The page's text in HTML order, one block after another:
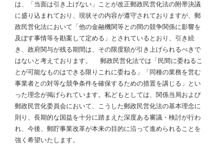
は、「当面は引き上げない」ことが改正郵政民営化法の附帯決議
に盛り込まれており、現状その内容が遵守されておりますが、郵
政民営化法において「他の金融機関等との間の競争関係に影響を
及ぼす事情等を勘案して定める」とされているとおり、引き続
き、政府関与が残る期間は、その限度額が引き上げられるべきで
はないと考えております。 郵政民営化法では「民間に委ねるこ
とが可能なものはできる限りこれに委ねる」「同種の業務を営む
事業者との対等な競争条件を確保するための措置を講じる」とい
った理念が掲げられています。私どもとしては、関係当局および
郵政民営化委員会において、こうした郵政民営化法の基本理念に
則り、長期的な国益を十分に踏まえた深度ある審議・検討が行わ
れ、今後、郵貯事業改革が本来の目的に沿って進められることを
強く希望いたします。